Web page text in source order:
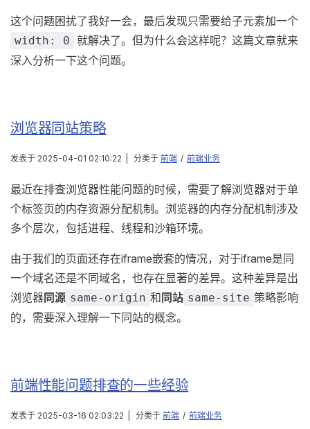
这个问题困扰了我好一会，最后发现只需要给子元素加一个
width: 0 就解决了。但为什么会这样呢？这篇文章就来
深入分析一下这个问题。
浏览器同站策略
发表于 2025-04-01 02:10:22 分类于 前端 / 前端业务
最近在排查浏览器性能问题的时候，需要了解浏览器对于单
个标签页的内存资源分配机制。浏览器的内存分配机制涉及
多个层次，包括进程、线程和沙箱环境。
由于我们的页面还存在iframe嵌套的情况，对于iframe是同
一个域名还是不同域名，也存在显著的差异。这种差异是出
浏览器同源 same-origin 和 同站 same-site 策略影响
的，需要深入理解一下同站的概念。
前端性能问题排查的一些经验
发表于 2025-03-16 02:03:22 分类于 前端 / 前端业务